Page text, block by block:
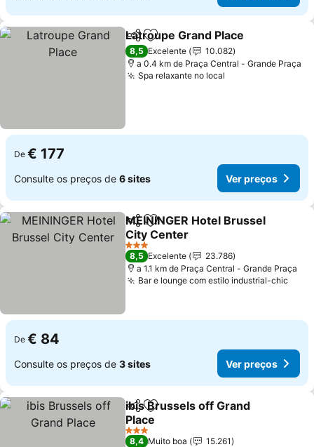
PartilharAdicionar aos favoritos
Latroupe Grand Place
8,5 Excelente
10.082
a 0.4 km de Praça Central - Grande Praça
Spa relaxante no local
De € 177
Consulte os preços de 6 sites Ver preços
PartilharAdicionar aos favoritos
MEININGER Hotel Brussel
City Center
Ver preços
3 Estrelas
8,5 Excelente
23.786
a 1.1 km de Praça Central - Grande Praça
Bar e lounge com estilo industrial-chic
De € 84
Consulte os preços de 3 sites Ver preços
PartilharAdicionar aos favoritos
ibis Brussels off Grand
Place
Ver preços
3 Estrelas
8,4 Muito boa
15.261